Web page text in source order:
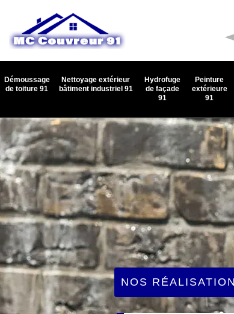
Démoussage
de toiture 91
Nettoyage extérieur
bâtiment industriel 91
Hydrofuge
de façade
91
Peinture
extérieure
91
NOS